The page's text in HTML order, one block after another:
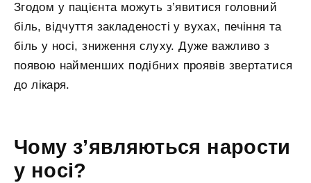
Згодом у пацієнта можуть з’явитися головний
біль, відчуття закладеності у вухах, печіння та
біль у носі, зниження слуху. Дуже важливо з
появою найменших подібних проявів звертатися
до лікаря.
Чому з’являються нарости
у носі?